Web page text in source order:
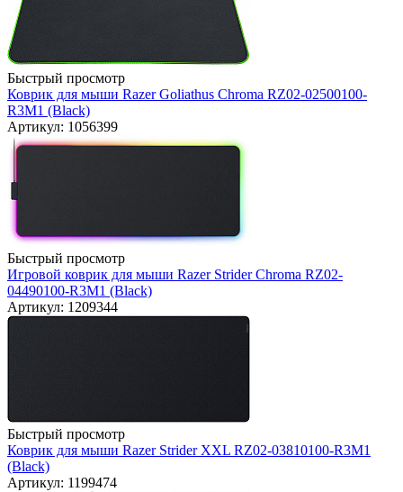
Быстрый просмотр
Коврик для мыши Razer Goliathus Chroma RZ02-02500100-
R3M1 (Black)
Артикул: 1056399
Быстрый просмотр
Игровой коврик для мыши Razer Strider Chroma RZ02-
04490100-R3M1 (Black)
Артикул: 1209344
Быстрый просмотр
Коврик для мыши Razer Strider XXL RZ02-03810100-R3M1
(Black)
Артикул: 1199474